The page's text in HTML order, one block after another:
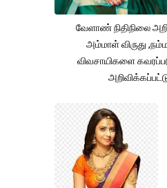
வேளாண் நிதிநிலை
அம்மாள் விருது
விவசாயிகளை